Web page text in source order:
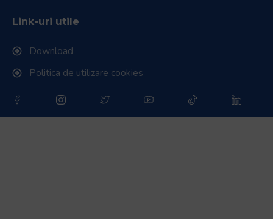
Link-uri utile
Download
Politica de utilizare cookies